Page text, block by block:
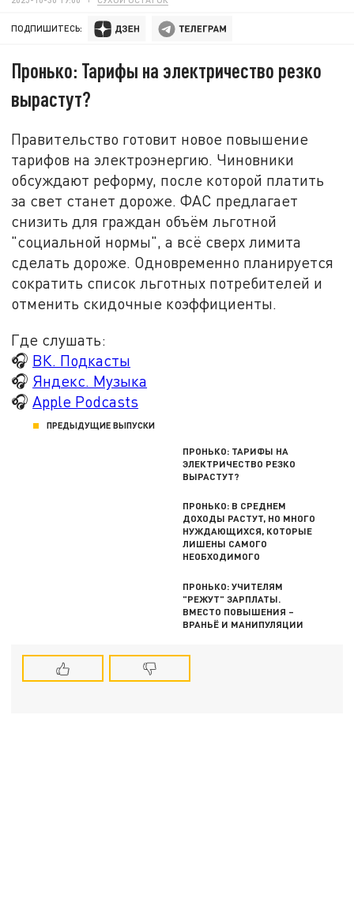
ПОДПИШИТЕСЬ:
Пронько: Тарифы на электричество резко
вырастут?
Правительство готовит новое повышение
тарифов на электроэнергию. Чиновники
обсуждают реформу, после которой платить
за свет станет дороже. ФАС предлагает
снизить для граждан объём льготной
"социальной нормы", а всё сверх лимита
сделать дороже. Одновременно планируется
сократить список льготных потребителей и
отменить скидочные коэффициенты.
Где слушать:
🎧 ВК. Подкасты
🎧 Яндекс. Музыка
🎧 Apple Podcasts
ПРЕДЫДУЩИЕ ВЫПУСКИ
ПРОНЬКО: ТАРИФЫ НА
ЭЛЕКТРИЧЕСТВО РЕЗКО
ВЫРАСТУТ?
ПРОНЬКО: В СРЕДНЕМ
ДОХОДЫ РАСТУТ, НО МНОГО
НУЖДАЮЩИХСЯ, КОТОРЫЕ
ЛИШЕНЫ САМОГО
НЕОБХОДИМОГО
ПРОНЬКО: УЧИТЕЛЯМ
"РЕЖУТ" ЗАРПЛАТЫ.
ВМЕСТО ПОВЫШЕНИЯ –
ВРАНЬЁ И МАНИПУЛЯЦИИ